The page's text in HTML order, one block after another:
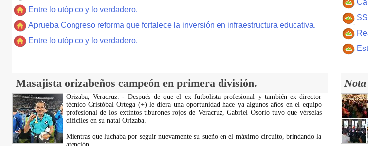
Entre lo utópico y lo verdadero.
Aprueba Congreso reforma que fortalece la inversión en infraestructura educativa.
Entre lo utópico y lo verdadero.
Masajista orizabeños campeón en primera división.
Orizaba, Veracruz. - Después de que el ex futbolista profesional y también ex director
técnico Cristóbal Ortega (+) le diera una oportunidad hace ya algunos años en el equipo
profesional de los extintos tiburones rojos de Veracruz, Gabriel Osorio tuvo que vérselas
difíciles en su natal Orizaba.
Mientras que luchaba por seguir nuevamente su sueño en el máximo circuito, brindando la
atención